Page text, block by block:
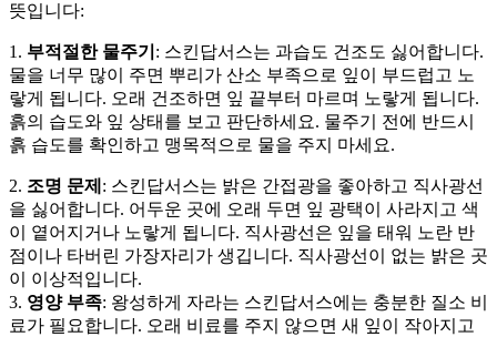
뜻입니다:
1. 부적절한 물주기 : 스킨답서스는 과습도 건조도 싫어합니다.
물을 너무 많이 주면 뿌리가 산소 부족으로 잎이 부드럽고 노
랗게 됩니다. 오래 건조하면 잎 끝부터 마르며 노랗게 됩니다.
흙의 습도와 잎 상태를 보고 판단하세요. 물주기 전에 반드시
흙 습도를 확인하고 맹목적으로 물을 주지 마세요.
2. 조명 문제 : 스킨답서스는 밝은 간접광을 좋아하고 직사광선
을 싫어합니다. 어두운 곳에 오래 두면 잎 광택이 사라지고 색
이 옅어지거나 노랗게 됩니다. 직사광선은 잎을 태워 노란 반
점이나 타버린 가장자리가 생깁니다. 직사광선이 없는 밝은 곳
이 이상적입니다.
3. 영양 부족: 왕성하게 자라는 스킨답서스에는 충분한 질소 비
료가 필요합니다. 오래 비료를 주지 않으면 새 잎이 작아지고